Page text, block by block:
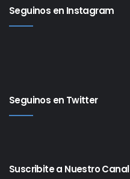
Seguinos en Instagram
Seguinos en Twitter
Suscribite a Nuestro Canal